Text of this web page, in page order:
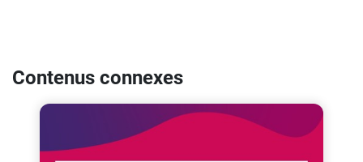
Contenus connexes